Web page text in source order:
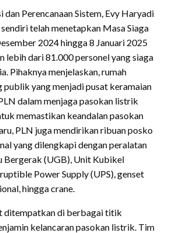
Perencanaan Sistem, Evy Haryadi
telah menetapkan Masa Siaga
2024 hingga 8 Januari 2025
lebih dari 81.000 personel yang siaga
Pihaknya menjelaskan, rumah
publik yang menjadi pusat keramaian
dalam menjaga pasokan listrik
memastikan keandalan pasokan
PLN juga mendirikan ribuan posko
yang dilengkapi dengan peralatan
Bergerak (UGB), Unit Kubikel
Power Supply (UPS), genset
hingga crane.
ditempatkan di berbagai titik
kelancaran pasokan listrik. Tim